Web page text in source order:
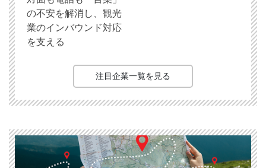
の不安を解消し、観光
業のインバウンド対応
を支える
注目企業一覧を見る